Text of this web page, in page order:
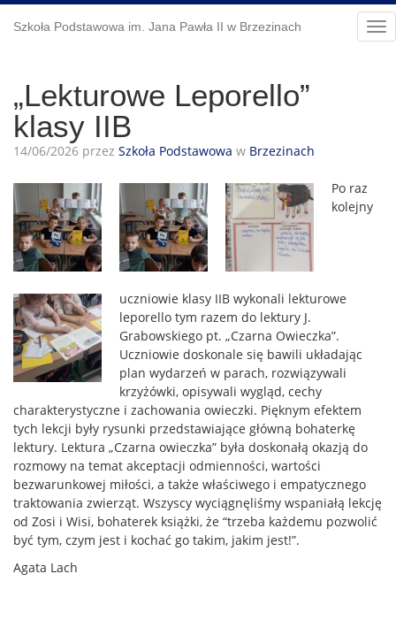
Szkoła Podstawowa im. Jana Pawła II w Brzezinach
„Lekturowe Leporello”
klasy IIB
14/06/2026 przez Szkoła Podstawowa w Brzezinach
Po raz
kolejny
uczniowie klasy IIB wykonali lekturowe
leporello tym razem do lektury J.
Grabowskiego pt. „Czarna Owieczka”.
Uczniowie doskonale się bawili układając
plan wydarzeń w parach, rozwiązywali
krzyżówki, opisywali wygląd, cechy
charakterystyczne i zachowania owieczki. Pięknym efektem
tych lekcji były rysunki przedstawiające główną bohaterkę
lektury. Lektura „Czarna owieczka” była doskonałą okazją do
rozmowy na temat akceptacji odmienności, wartości
bezwarunkowej miłości, a także właściwego i empatycznego
traktowania zwierząt. Wszyscy wyciągnęliśmy wspaniałą lekcję
od Zosi i Wisi, bohaterek książki, że “trzeba każdemu pozwolić
być tym, czym jest i kochać go takim, jakim jest!”.
Agata Lach